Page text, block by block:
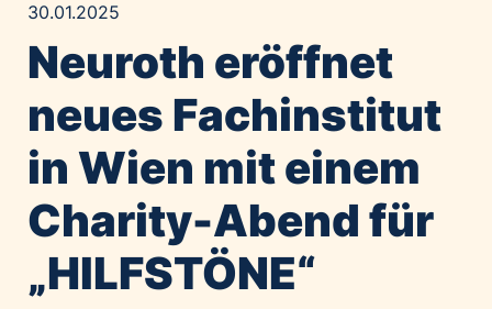
Alawyer
Amadeus Austrian Music Awards
Constantia Flexibles
Costa Kreuzfahrten
Emirates
Expo 2025 Osaka
Financial Times
30.01.2025
Neuroth eröffnet
neues Fachinstitut
in Wien mit einem
Charity-Abend für
„HILFSTÖNE“